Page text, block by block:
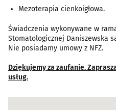
Mezoterapia cienkoigłowa.
Świadczenia wykonywane w
Stomatologicznej Daniszewska
Nie posiadamy umowy z NFZ.
Dziękujemy za zaufanie.
usług.